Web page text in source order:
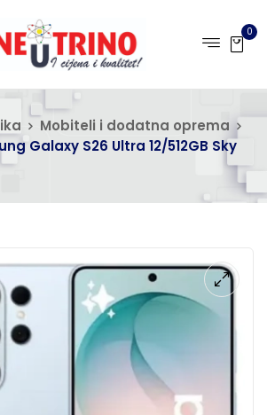
0
Mobiteli i dodatna oprema
Galaxy S26 Ultra 12/512GB Sky